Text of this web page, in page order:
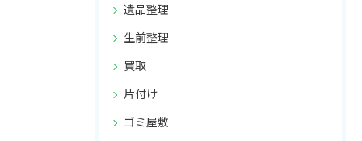
遺品整理
生前整理
買取
片付け
ゴミ屋敷